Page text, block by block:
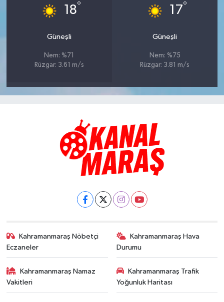
18°
Güneşli
Nem: %71
Rüzgar: 3.61 m/s
17°
Güneşli
Nem: %75
Rüzgar: 3.81 m/s
Kahramanmaraş Nöbetçi
Eczaneler
Kahramanmaraş Hava
Durumu
Kahramanmaraş Namaz
Vakitleri
Kahramanmaraş Trafik
Yoğunluk Haritası